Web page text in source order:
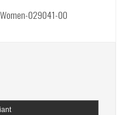
029041-00